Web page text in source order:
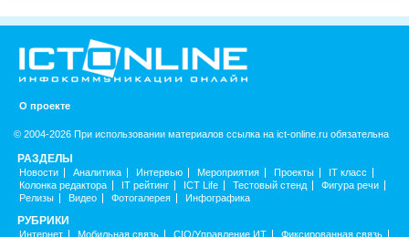
О проекте
© 2004-2026 При использовании материалов ссылка на ict-online.ru обязательна
РАЗДЕЛЫ
Новости Аналитика Интервью Мероприятия Проекты
IT класс
Колонка редактора
IT рейтинг ICT Life Тестовый стенд
Фигура речи
Релизы
Видео Фотогалерея Инфографика
РУБРИКИ
Интернет Мобильная связь CIO/Управление ИТ Фиксированная связь